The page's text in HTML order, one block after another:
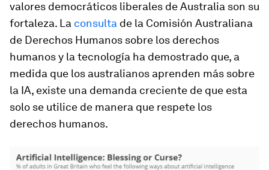
valores democráticos liberales de Australia son su
fortaleza. La consulta de la Comisión Australiana
de Derechos Humanos sobre los derechos
humanos y la tecnología ha demostrado que, a
medida que los australianos aprenden más sobre
la IA, existe una demanda creciente de que esta
solo se utilice de manera que respete los
derechos humanos.